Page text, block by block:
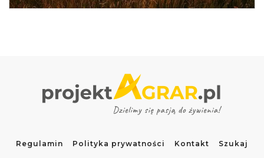
Regulamin Polityka prywatności Kontakt Szukaj